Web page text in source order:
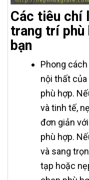
Các tiêu chí
trang trí phù
bạn
Phong
nội thất
phù hợp.
và tinh tế,
đơn giản
phù hợp.
và sang
tạp hoặc